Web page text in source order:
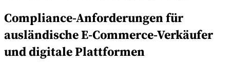
Compliance-Anforderungen für
ausländische E-Commerce-Verkäufer
und digitale Plattformen